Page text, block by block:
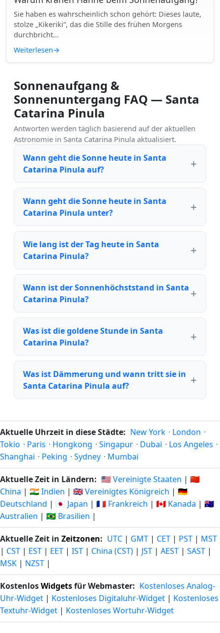
Sie haben es wahrscheinlich schon gehört: Dieses laute,
stolze „Kikeriki“, das die Stille des frühen Morgens
durchbricht...
Weiterlesen→
Sonnenaufgang &
Sonnenuntergang FAQ — Santa
Catarina Pinula
Antworten werden täglich basierend auf der aktuellen
Astronomie in Santa Catarina Pinula aktualisiert.
Wann geht die Sonne heute in Santa
Catarina Pinula auf?
Wann geht die Sonne heute in Santa
Catarina Pinula unter?
Wie lang ist der Tag heute in Santa
Catarina Pinula?
Wann ist der Sonnenhöchststand in Santa
Catarina Pinula?
Was ist die goldene Stunde in Santa
Catarina Pinula?
Was ist Dämmerung und wann tritt sie in
Santa Catarina Pinula auf?
Aktuelle Uhrzeit in diese Städte: New York · London ·
Tokio · Paris · Hongkong · Singapur · Dubai · Los Angeles ·
Shanghai · Peking · Sydney · Mumbai
Aktuelle Zeit in Ländern: 🇺🇸 Vereinigte Staaten | 🇨🇳
China | 🇮🇳 Indien | 🇬🇧 Vereinigtes Königreich | 🇩🇪
Deutschland | 🇯🇵 Japan | 🇫🇷 Frankreich | 🇨🇦 Kanada | 🇦🇺
Australien | 🇧🇷 Brasilien |
Aktuelle Zeit in Zeitzonen: UTC | GMT | CET | PST | MST
| CST | EST | EET | IST | China (CST) | JST | AEST | SAST |
MSK | NZST |
KostenlosWidgetsfür Webmaster: Kostenloses Analog-
Uhr-Widget | Kostenloses Digitaluhr-Widget | Kostenloses
Textuhr-Widget | Kostenloses Wortuhr-Widget